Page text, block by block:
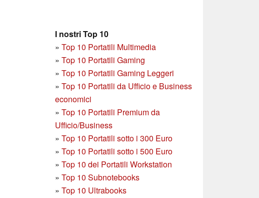
I nostri Top 10
» Top 10 Portatili Multimedia
» Top 10 Portatili Gaming
» Top 10 Portatili Gaming Leggeri
» Top 10 Portatili da Ufficio e Business
economici
» Top 10 Portatili Premium da
Ufficio/Business
» Top 10 Portatili sotto i 300 Euro
» Top 10 Portatili sotto i 500 Euro
» Top 10 dei Portatili Workstation
» Top 10 Subnotebooks
» Top 10 Ultrabooks